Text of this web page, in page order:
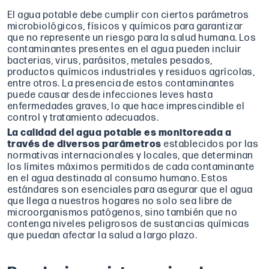
El agua potable debe cumplir con ciertos parámetros
microbiológicos, físicos y químicos para garantizar
que no represente un riesgo para la salud humana. Los
contaminantes presentes en el agua pueden incluir
bacterias, virus, parásitos, metales pesados,
productos químicos industriales y residuos agrícolas,
entre otros. La presencia de estos contaminantes
puede causar desde infecciones leves hasta
enfermedades graves, lo que hace imprescindible el
control y tratamiento adecuados.
La calidad del agua potable es monitoreada a
través de diversos parámetros establecidos por las
normativas internacionales y locales, que determinan
los límites máximos permitidos de cada contaminante
en el agua destinada al consumo humano. Estos
estándares son esenciales para asegurar que el agua
que llega a nuestros hogares no solo sea libre de
microorganismos patógenos, sino también que no
contenga niveles peligrosos de sustancias químicas
que puedan afectar la salud a largo plazo.